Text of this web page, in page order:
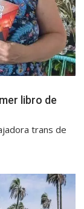
libro de
trans de